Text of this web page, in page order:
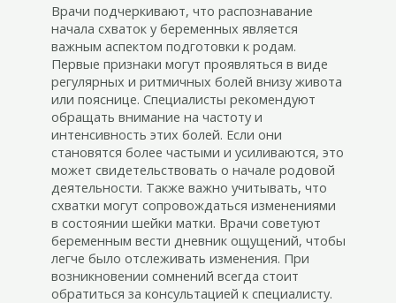
Врачи подчеркивают, что распознавание
начала схваток у беременных является
важным аспектом подготовки к родам.
Первые признаки могут проявляться в виде
регулярных и ритмичных болей внизу живота
или пояснице. Специалисты рекомендуют
обращать внимание на частоту и
интенсивность этих болей. Если они
становятся более частыми и усиливаются, это
может свидетельствовать о начале родовой
деятельности. Также важно учитывать, что
схватки могут сопровождаться изменениями
в состоянии шейки матки. Врачи советуют
беременным вести дневник ощущений, чтобы
легче было отслеживать изменения. При
возникновении сомнений всегда стоит
обратиться за консультацией к специалисту.